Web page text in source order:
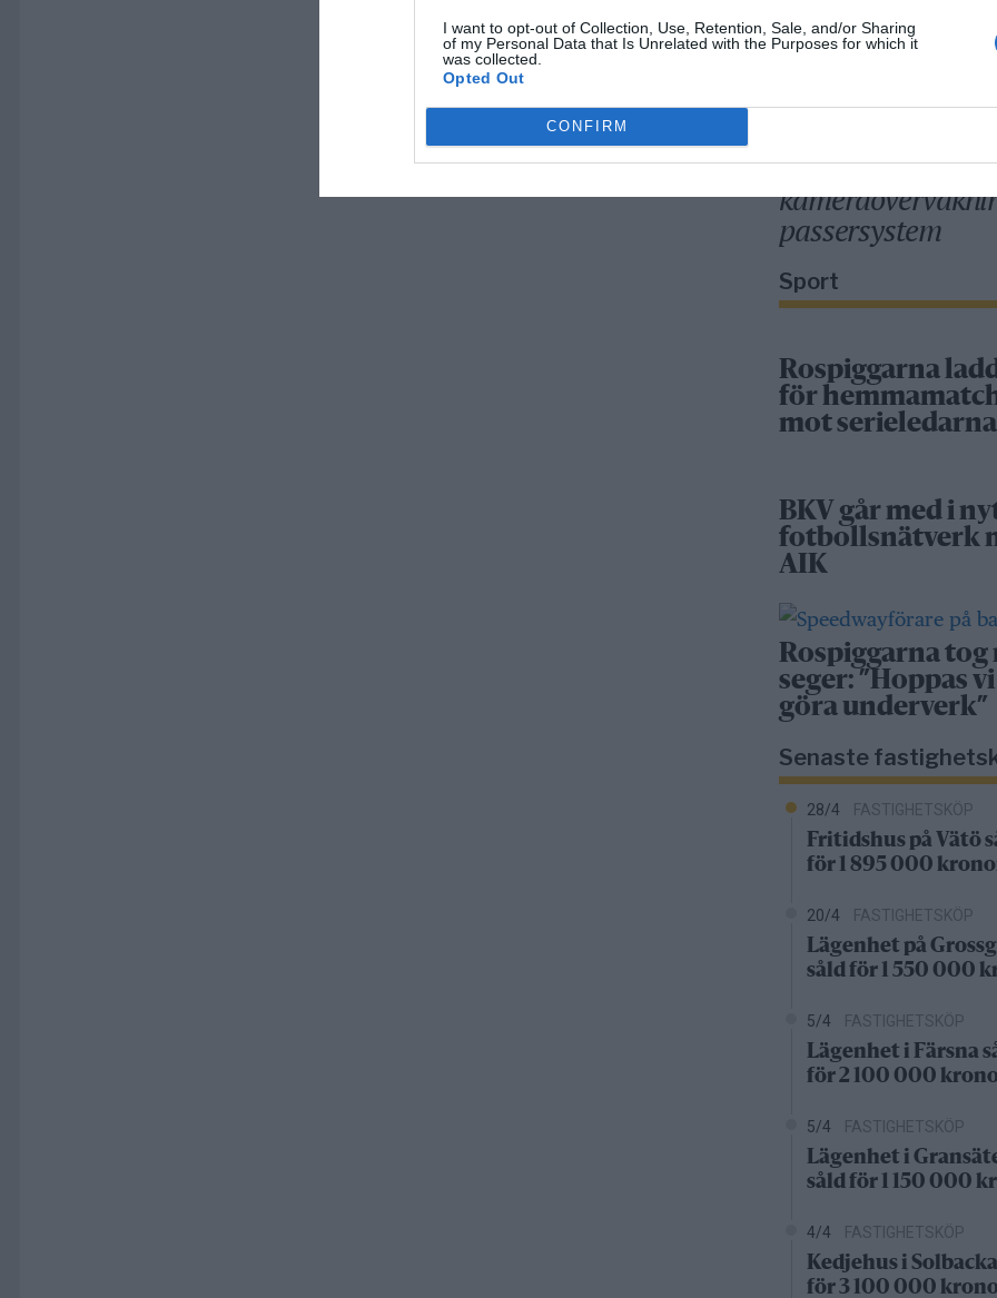
I want to opt-out of Collection, Use, Retention, Sale, and/or Sharing
of my Personal Data that Is Unrelated with the Purposes for which it
was collected.
Opted Out
CONFIRM
i styrelse
väljer
passersystem
Sport
Rospiggarna
för
mot serieledarna
BKV går med i
fotbollsnätverk
AIK
Rospiggarna tog
seger: ”Hoppas
göra underverk”
Senaste
28/4 FASTIGHETSKÖP
Fritidshus på Vätö
för 1 895 000
20/4 FASTIGHETSKÖP
Lägenhet på
såld för 1 550 000
5/4 FASTIGHETSKÖP
Lägenhet i Färsna
för 2 100 000
5/4 FASTIGHETSKÖP
Lägenhet i
såld för 1 150 000
4/4 FASTIGHETSKÖP
Kedjehus i
för 3 100 000